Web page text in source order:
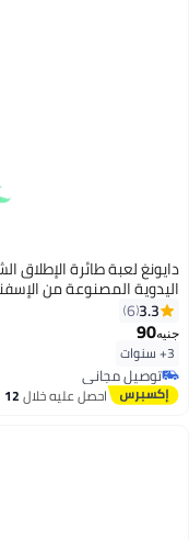
دايونغ لعبة طائرة الإطلاق
اليدوية المصنوعة من
3.3
6
جنيه90
3+ سنوات
توصيل مجاني
توصيل مجانياحصل عليه خلال12